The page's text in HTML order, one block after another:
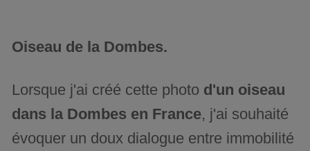
Oiseau de la Dombes.
Lorsque j'ai créé cette photo d'un oiseau
dans la Dombes en France, j'ai souhaité
évoquer un doux dialogue entre immobilité